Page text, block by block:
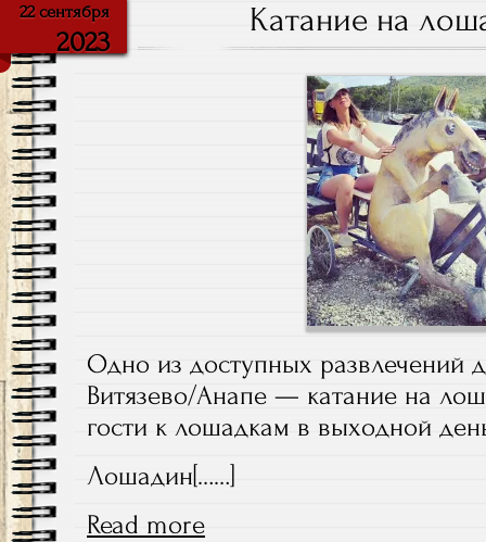
22 сентября
2023
Катание на
Одно из доступных развлечений
Витязево/Анапе — катание на
гости к лошадкам в выходной
Лошадин[……]
Read more